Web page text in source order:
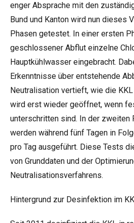
enger Absprache mit den
Bund und Kanton wird nun dieses
Phasen getestet. In einer ersten
geschlossener Abflut einzelne
Hauptkühlwasser eingebracht.
Erkenntnisse über entstehende
Neutralisation vertieft, wie die
wird erst wieder geöffnet, wenn
unterschritten sind. In der zweiten
werden während fünf Tagen in
pro Tag ausgeführt. Diese Tests
von Grunddaten und der
Neutralisationsverfahrens.
Hintergrund zur Desinfektion im